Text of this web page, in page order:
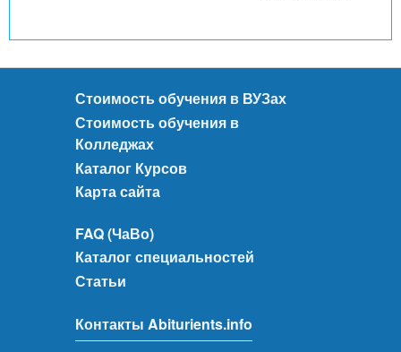
Стоимость обучения в ВУЗах
Стоимость обучения в
Колледжах
Каталог Курсов
Карта сайта
FAQ (ЧаВо)
Каталог специальностей
Статьи
Контакты Abiturients.info